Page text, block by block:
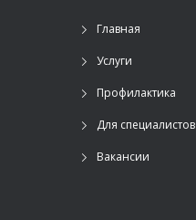
Главная
Услуги
Профилактика
Для специалистов
Вакансии